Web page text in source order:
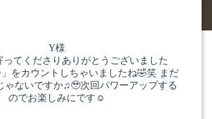
Y様
ってくださりありがとうございました
をカウントしちゃいましたね🤣笑 まだ
ゃないですか♫🥹次回パワーアップする
のでお楽しみにです☺️